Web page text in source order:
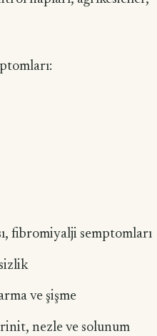
fibromiyalji semptomları
ve şişme
rinit, nezle ve solunum